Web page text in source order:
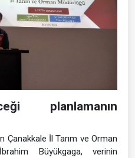
planlamanın
Çanakkale İl Tarım ve Orman
Büyükgaga, verinin